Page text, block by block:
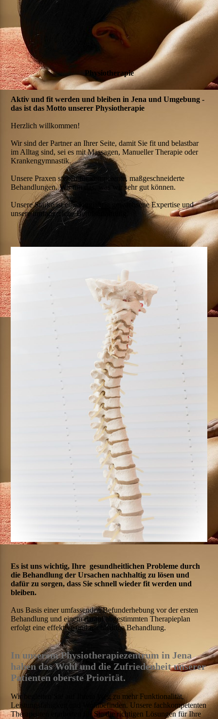
Physiotherapie
Aktiv und fit werden und bleiben in Jena und Umgebung -
das ist das Motto unserer Physiotherapie
Herzlich willkommen!
Wir sind der Partner an Ihrer Seite, damit Sie fit und belastbar
im Alltag sind, sei es mit Massagen, Manueller Therapie oder
Krankengymnastik.
Unsere Praxen stehen für kompetente, maßgeschneiderte
Behandlungen. Wir tun das, was wir sehr gut können.
Unsere Stärke ist eine langjährig gewachsene Expertise und
unsere umfangreiche Berufserfahrung.
Es ist uns wichtig, Ihre gesundheitlichen Probleme durch
die Behandlung der Ursachen nachhaltig zu lösen und
dafür zu sorgen, dass Sie schnell wieder fit werden und
bleiben.
Aus Basis einer umfassenden Befunderhebung vor der ersten
Behandlung und einem darauf abgestimmten Therapieplan
erfolgt eine effektive und nachhaltige Behandlung.
In unserem Physiotherapiezentrum in Jena
haben das Wohl und die Zufriedenheit unserer
Patienten oberste Priorität.
Wir begleiten Sie auf Ihrem Weg zu mehr Funktionalität,
Leistungsfähigkeit und Wohlbefinden. Unsere fachkompetenten
Therapeuten erarbeiten für Sie die richtigen Lösungen für Ihre